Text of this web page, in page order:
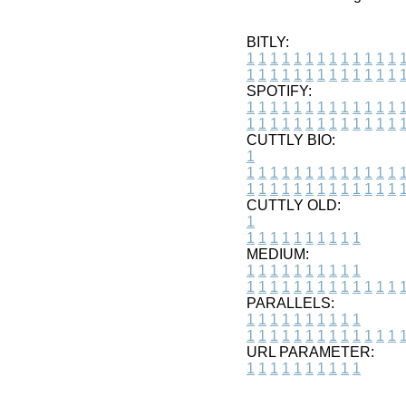
BITLY:
1 1 1 1 1 1 1 1 1 1 1 1 1 1
1 1 1 1 1 1 1 1 1 1 1 1 1 1
SPOTIFY:
1 1 1 1 1 1 1 1 1 1 1 1 1 1
1 1 1 1 1 1 1 1 1 1 1 1 1 1
CUTTLY BIO:
1
1 1 1 1 1 1 1 1 1 1 1 1 1 1
1 1 1 1 1 1 1 1 1 1 1 1 1 1
CUTTLY OLD:
1
1 1 1 1 1 1 1 1 1 1
MEDIUM:
1 1 1 1 1 1 1 1 1 1
1 1 1 1 1 1 1 1 1 1 1 1 1 1
PARALLELS:
1 1 1 1 1 1 1 1 1 1
1 1 1 1 1 1 1 1 1 1 1 1 1 1
URL PARAMETER:
1 1 1 1 1 1 1 1 1 1